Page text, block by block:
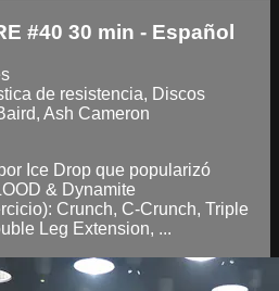
#40 30 min - Español
de resistencia, Discos
Ash Cameron
Ice Drop que popularizó
& Dynamite
Crunch, C-Crunch, Triple
Leg Extension, ...